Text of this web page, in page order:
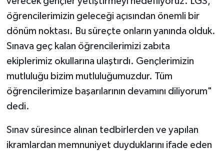
öğrencilerimizin geleceği açısından önemli bir
dönüm noktası. Bu süreçte onların yanında olduk.
Sınava geç kalan öğrencilerimizi zabıta
ekiplerimiz okullarına ulaştırdı. Gençlerimizin
mutluluğu bizim mutluluğumuzdur. Tüm
öğrencilerimize başarılarının devamını diliyorum"
dedi.
Sınav süresince alınan tedbirlerden ve yapılan
ikramlardan memnuniyet duyduklarını ifade eden